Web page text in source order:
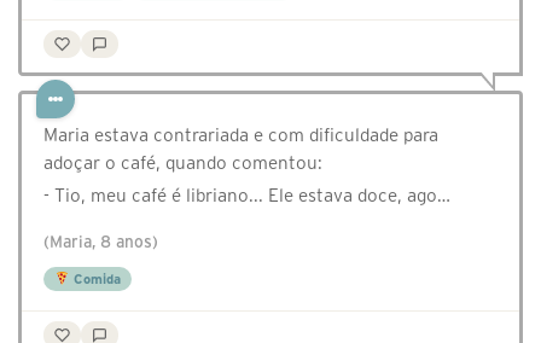
Maria estava contrariada e com dificuldade para
adoçar o café, quando comentou:
- Tio, meu café é libriano... Ele estava doce, ago…
(Maria, 8 anos)
Comida